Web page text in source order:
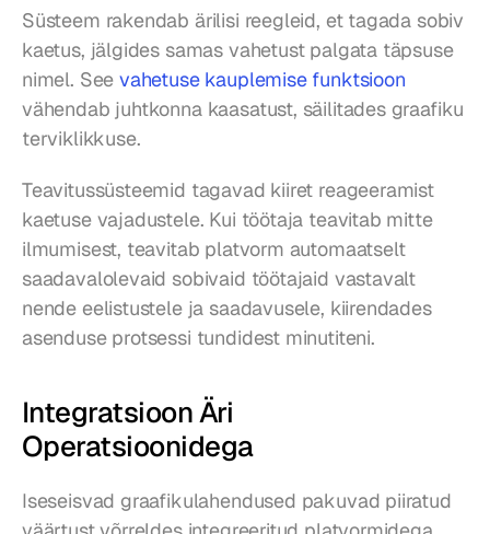
Süsteem rakendab ärilisi reegleid, et tagada sobiv
kaetus, jälgides samas vahetust palgata täpsuse
nimel. See vahetuse kauplemise funktsioon
vähendab juhtkonna kaasatust, säilitades graafiku
terviklikkuse.
Teavitussüsteemid tagavad kiiret reageeramist
kaetuse vajadustele. Kui töötaja teavitab mitte
ilmumisest, teavitab platvorm automaatselt
saadavalolevaid sobivaid töötajaid vastavalt
nende eelistustele ja saadavusele, kiirendades
asenduse protsessi tundidest minutiteni.
Integratsioon Äri
Operatsioonidega
Iseseisvad graafikulahendused pakuvad piiratud